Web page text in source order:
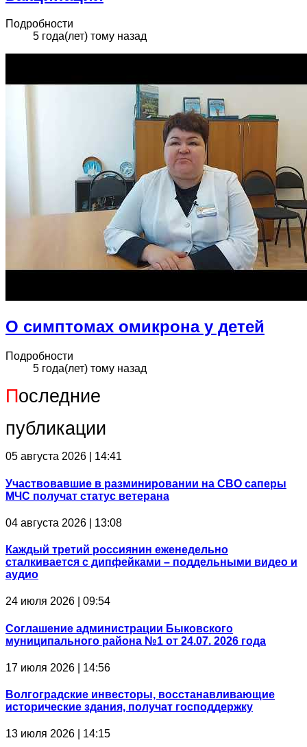
Подробности
5 года(лет) тому назад
О симптомах омикрона у детей
Подробности
5 года(лет) тому назад
Последние
публикации
05 августа 2026 | 14:41
Участвовавшие в разминировании на СВО саперы
МЧС получат статус ветерана
04 августа 2026 | 13:08
Каждый третий россиянин еженедельно
сталкивается с дипфейками – поддельными видео и
аудио
24 июля 2026 | 09:54
Соглашение администрации Быковского
муниципального района №1 от 24.07. 2026 года
17 июля 2026 | 14:56
Волгоградские инвесторы, восстанавливающие
исторические здания, получат господдержку
13 июля 2026 | 14:15